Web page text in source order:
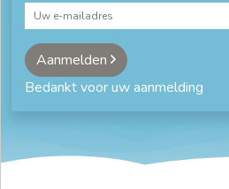
Aanmelden
Bedankt voor uw aanmelding